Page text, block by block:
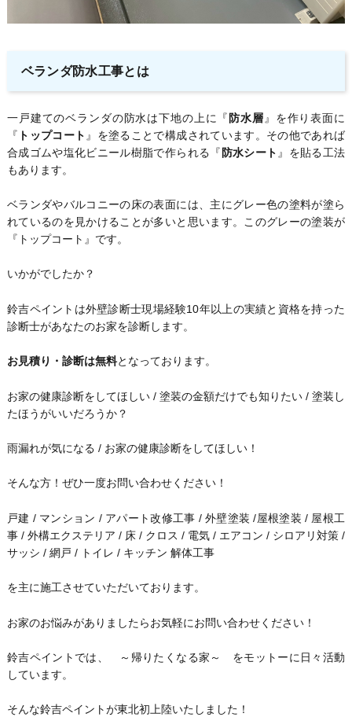
ベランダ防水工事とは
一戸建てのベランダの防水は下地の上に『 防水層 』を作り表面に
『 トップコート 』を塗ることで構成されています。その他であれば
合成ゴムや塩化ビニール樹脂で作られる『 防水シート 』を貼る工法
もあります。
ベランダやバルコニーの床の表面には、主にグレー色の塗料が塗ら
れているのを見かけることが多いと思います。このグレーの塗装が
『トップコート』です。
いかがでしたか？
鈴吉ペイントは外壁診断士現場経験10年以上の実績と資格を持った
診断士があなたのお家を診断します。
お見積り・診断は無料となっております。
お家の健康診断をしてほしい / 塗装の金額だけでも知りたい / 塗装し
たほうがいいだろうか？
雨漏れが気になる / お家の健康診断をしてほしい！
そんな方！ぜひ一度お問い合わせください！
戸建 / マンション / アパート改修工事 / 外壁塗装 /屋根塗装 / 屋根工
事 / 外構エクステリア / 床 / クロス / 電気 / エアコン / シロアリ対策 /
サッシ / 網戸 / トイレ / キッチン 解体工事
を主に施工させていただいております。
お家のお悩みがありましたらお気軽にお問い合わせください！
鈴吉ペイントでは、 ～帰りたくなる家～ をモットーに日々活動
しています。
そんな鈴吉ペイントが東北初上陸いたしました！